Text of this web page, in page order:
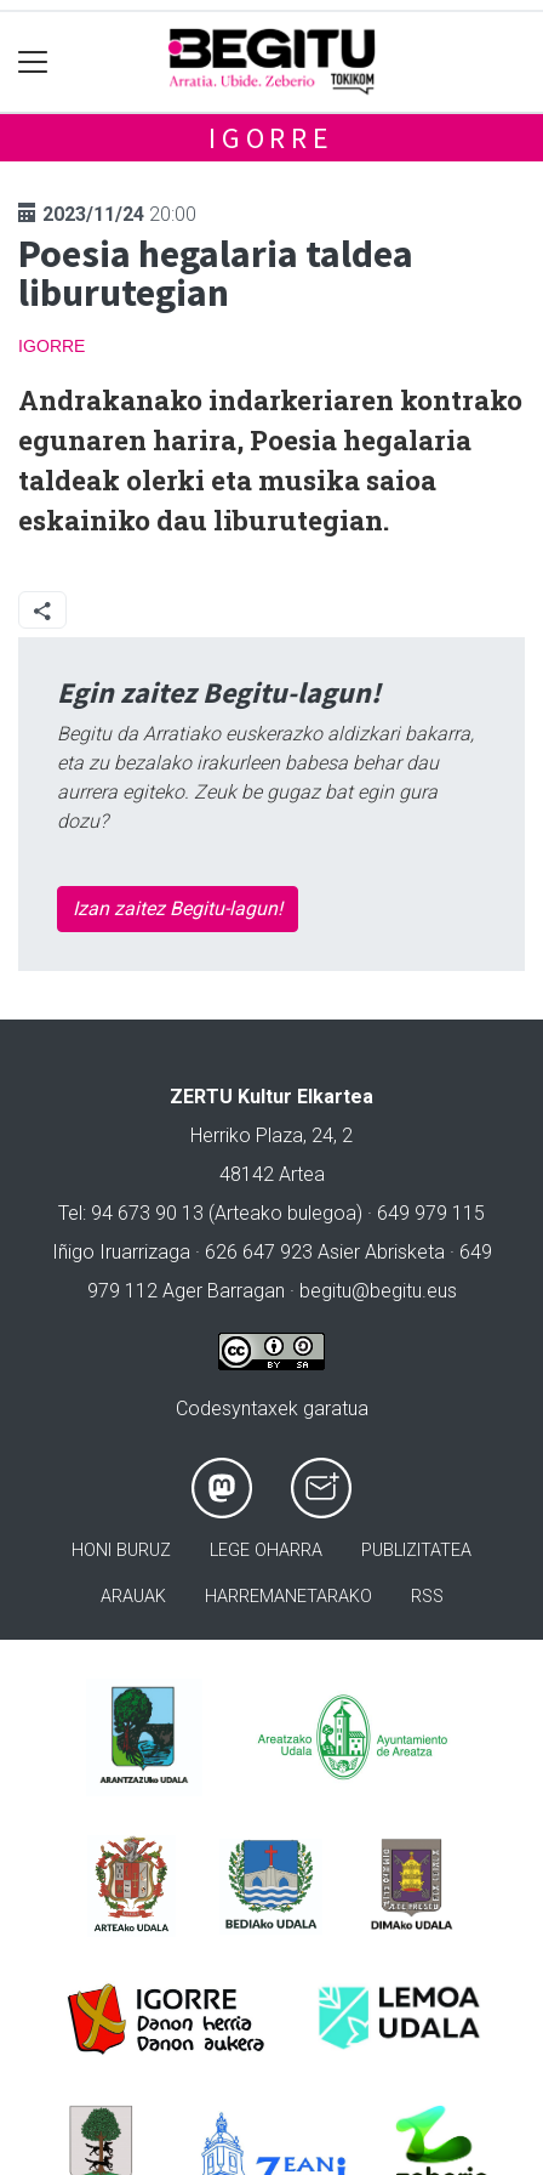
IGORRE
2023/11/24 20:00
Poesia hegalaria taldea
liburutegian
IGORRE
Andrakanako indarkeriaren kontrako
egunaren harira, Poesia hegalaria
taldeak olerki eta musika saioa
eskainiko dau liburutegian.
Egin zaitez Begitu-lagun!
Begitu da Arratiako euskerazko aldizkari bakarra,
eta zu bezalako irakurleen babesa behar dau
aurrera egiteko. Zeuk be gugaz bat egin gura
dozu?
Izan zaitez Begitu-lagun!
ZERTU Kultur Elkartea
Herriko Plaza, 24, 2
48142 Artea
Tel: 94 673 90 13 (Arteako bulegoa) · 649 979 115
Iñigo Iruarrizaga · 626 647 923 Asier Abrisketa · 649
979 112 Ager Barragan · begitu@begitu.eus
Codesyntaxek garatua
HONI BURUZ LEGE OHARRA PUBLIZITATEA
ARAUAK HARREMANETARAKO RSS